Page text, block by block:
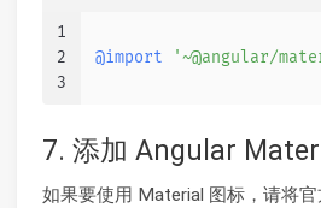
1
2
3
@import '~@angular/
7. 添加 Angular
如果要使用 Material 图标，请将官